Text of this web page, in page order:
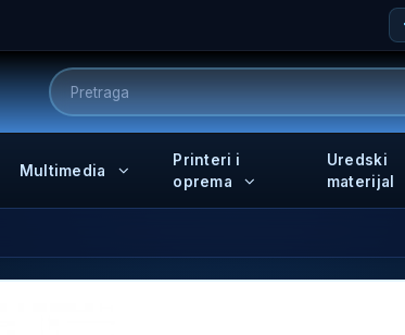
Multimedia
Printeri i
oprema
Uredski
materijal